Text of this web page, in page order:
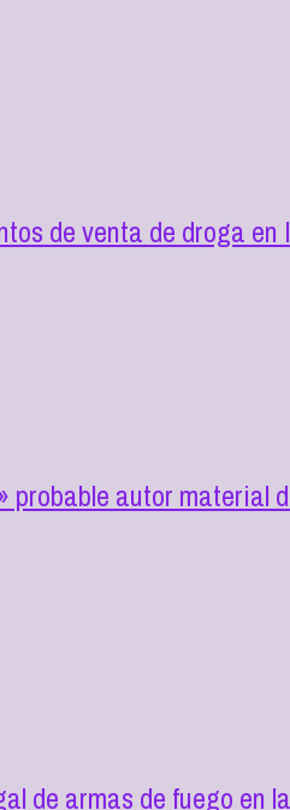
de venta de droga
autor material
de armas de fuego en